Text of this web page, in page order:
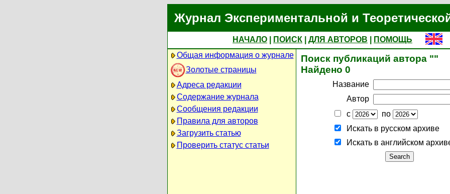
Журнал Экспериментальной и
НАЧАЛО ПОИСК ДЛЯ АВТОРОВ
ПОМОЩЬ
Общая информация о журнале
Золотые страницы
Адреса редакции
Содержание журнала
Сообщения редакции
Правила для авторов
Загрузить статью
Проверить статус статьи
Поиск публикаций автора ""
Найдено 0
Название
Автор
с
по
Искать в русском архиве
Искать в английском